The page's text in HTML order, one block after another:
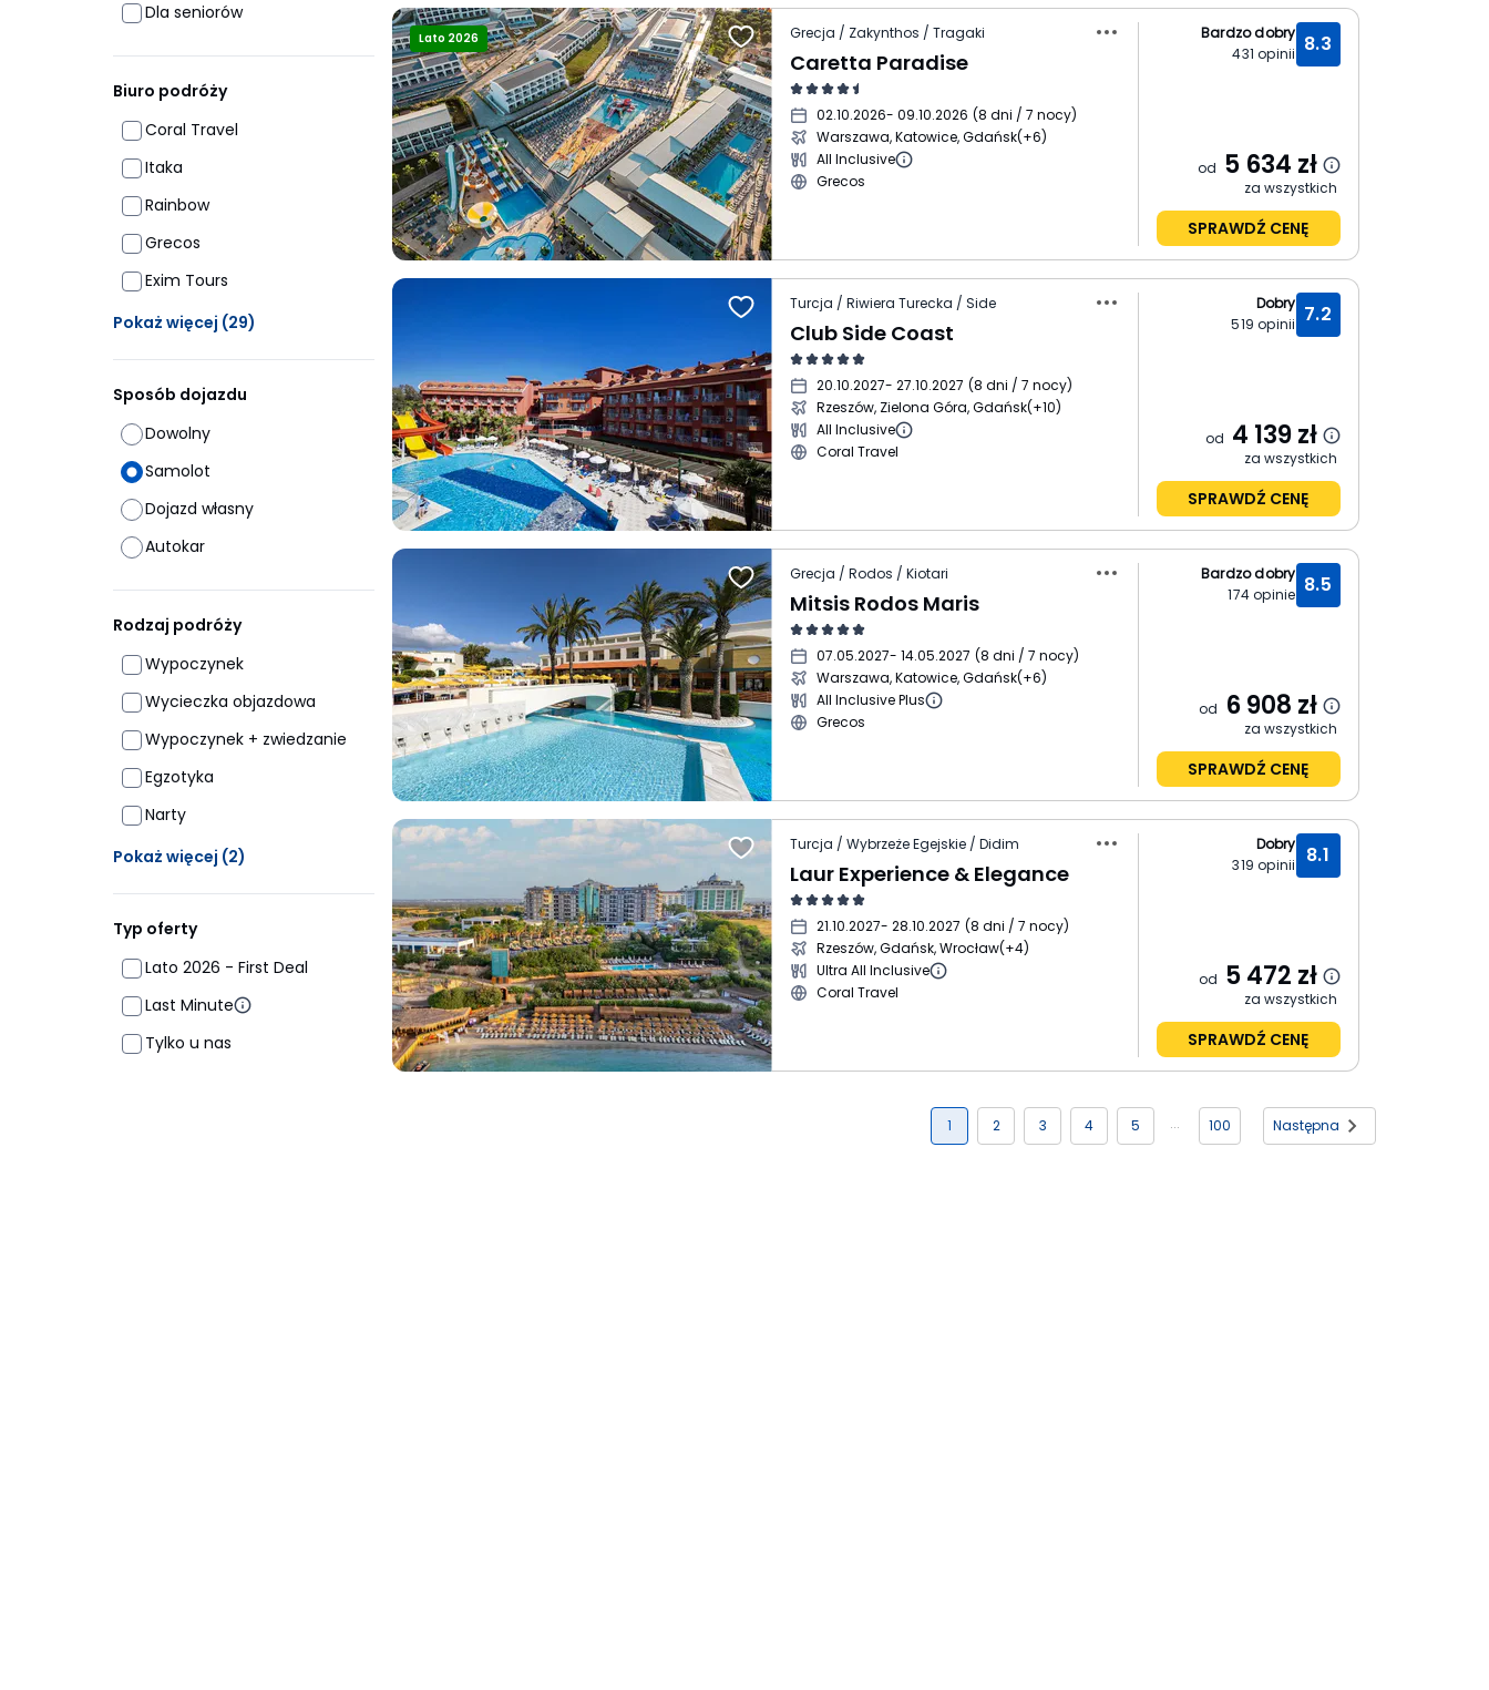
Dla seniorów
Biuro podróży
Coral Travel
Itaka
Rainbow
Grecos
Exim Tours
Pokaż więcej (29)
Sposób dojazdu
Dowolny
Samolot
Dojazd własny
Autokar
Rodzaj podróży
Wypoczynek
Wycieczka objazdowa
Wypoczynek + zwiedzanie
Egzotyka
Narty
Pokaż więcej (2)
Typ oferty
Lato 2026 - First Deal
Last Minute
Tylko u nas
Lato 2026 Grecja / Zakynthos / Tragaki
Caretta Paradise
02.10.2026- 09.10.2026 (8 dni / 7 nocy)
Warszawa, Katowice, Gdańsk(+6)
All Inclusive
Grecos
8.3
Bardzo dobry
431 opinii
od 5 634 zł
za wszystkich
SPRAWDŹ CENĘ
Turcja / Riwiera Turecka / Side
Club Side Coast
20.10.2027- 27.10.2027 (8 dni / 7 nocy)
Rzeszów, Zielona Góra, Gdańsk(+10)
All Inclusive
Coral Travel
7.2
Dobry
519 opinii
od 4 139 zł
za wszystkich
SPRAWDŹ CENĘ
Grecja / Rodos / Kiotari
Mitsis Rodos Maris
07.05.2027- 14.05.2027 (8 dni / 7 nocy)
Warszawa, Katowice, Gdańsk(+6)
All Inclusive Plus
Grecos
8.5
Bardzo dobry
174opinie
od 6 908 zł
za wszystkich
SPRAWDŹ CENĘ
Turcja / Wybrzeże Egejskie / Didim
Laur Experience & Elegance
21.10.2027- 28.10.2027 (8 dni / 7 nocy)
Rzeszów, Gdańsk, Wrocław(+4)
Ultra All Inclusive
Coral Travel
8.1
Dobry
319 opinii
od 5 472 zł
za wszystkich
SPRAWDŹ CENĘ
1 2 3 4 5 100 Następna